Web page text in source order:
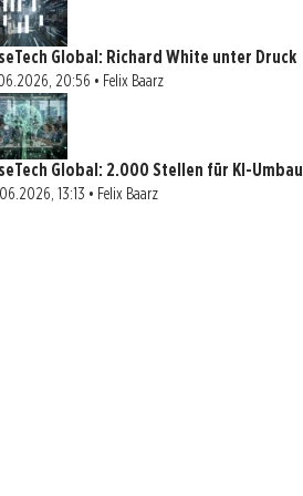
Global: Richard White unter Druck
20:56 • Felix Baarz
Global: 2.000 Stellen für KI-Umbau
13:13 • Felix Baarz